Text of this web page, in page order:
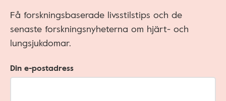
Få forskningsbaserade livsstilstips och de
senaste forskningsnyheterna om hjärt- och
lungsjukdomar.
Din e-postadress